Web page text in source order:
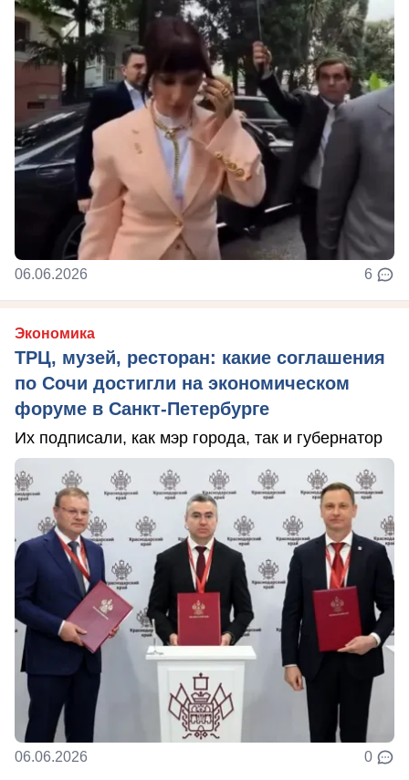
06.06.2026 6
Экономика
ТРЦ, музей, ресторан: какие соглашения
по Сочи достигли на экономическом
форуме в Санкт-Петербурге
Их подписали, как мэр города, так и губернатор
06.06.2026 0